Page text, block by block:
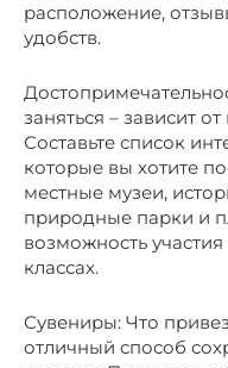
расположение,
удобств.
заняться – зависит
Составьте список
которые вы хотите
местные музеи,
природные парки и
возможность
классах.
Сувениры: Что
отличный способ